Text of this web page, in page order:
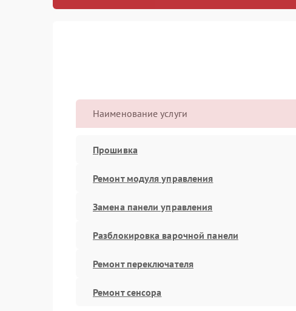
Наименование услуги
Прошивка
Ремонт модуля управления
Замена панели управления
Разблокировка варочной панели
Ремонт переключателя
Ремонт сенсора